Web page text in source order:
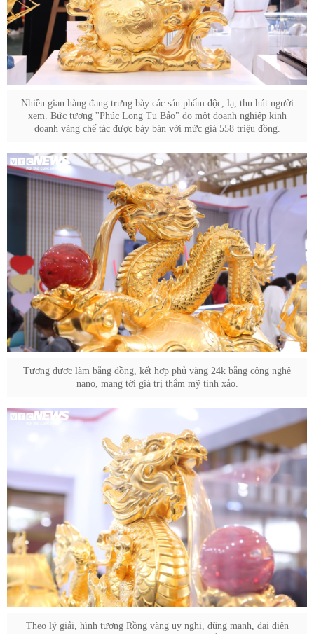
Nhiều gian hàng đang trưng bày các sản phẩm độc, lạ, thu hút người
xem. Bức tượng ''Phúc Long Tụ Bảo" do một doanh nghiệp kinh
doanh vàng chế tác được bày bán với mức giá 558 triệu đồng.
Tượng được làm bằng đồng, kết hợp phủ vàng 24k bằng công nghệ
nano, mang tới giá trị thẩm mỹ tinh xảo.
Theo lý giải, hình tượng Rồng vàng uy nghi, dũng mạnh, đại diện